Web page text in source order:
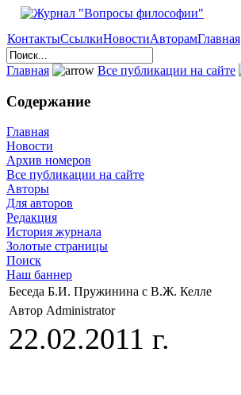
КонтактыСсылкиНовостиАвторамГлавная
Главная Все публикации на сайте
Содержание
Главная
Новости
Архив номеров
Все публикации на сайте
Авторы
Для авторов
Редакция
История журнала
Золотые страницы
Поиск
Наш баннер
Беседа Б.И. Пружинина с В.Ж. Келле
Автор Administrator
22.02.2011 г.